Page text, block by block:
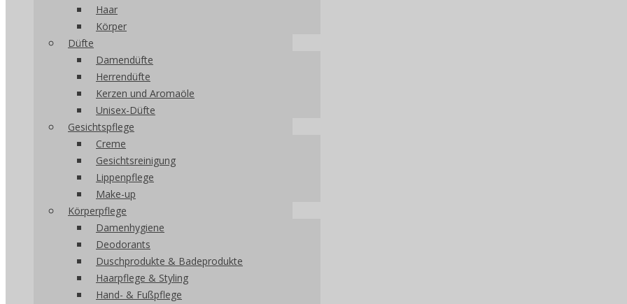
Haar
Körper
Düfte
Damendüfte
Herrendüfte
Kerzen und Aromaöle
Unisex-Düfte
Gesichtspflege
Creme
Gesichtsreinigung
Lippenpflege
Make-up
Körperpflege
Damenhygiene
Deodorants
Duschprodukte & Badeprodukte
Haarpflege & Styling
Hand- & Fußpflege